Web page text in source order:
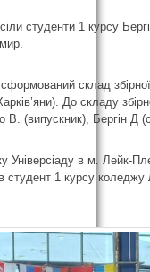
студенти 1 курсу
склад
До складу
(випускник), Бергін Д
Універсіаду в м. Лейк-
студент 1 курсу коледжу